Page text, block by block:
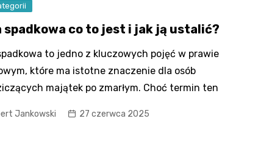
spadkowa co to jest i jak ją ustalić?
to jedno z kluczowych pojęć w prawie
które ma istotne znaczenie dla osób
majątek po zmarłym. Choć termin ten
Jankowski 27 czerwca 2025